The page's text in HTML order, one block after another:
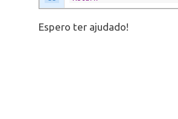
Espero ter ajudado!